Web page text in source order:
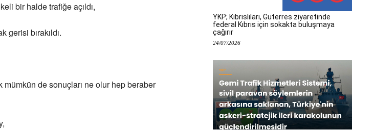
bir halde trafiğe açıldı,
gerisi bırakıldı.
de sonuçları ne olur hep beraber
YKP; Kıbrıslıları, Guterres ziyaretinde
federal Kıbrıs için sokakta buluşmaya
çağırır
24/07/2026